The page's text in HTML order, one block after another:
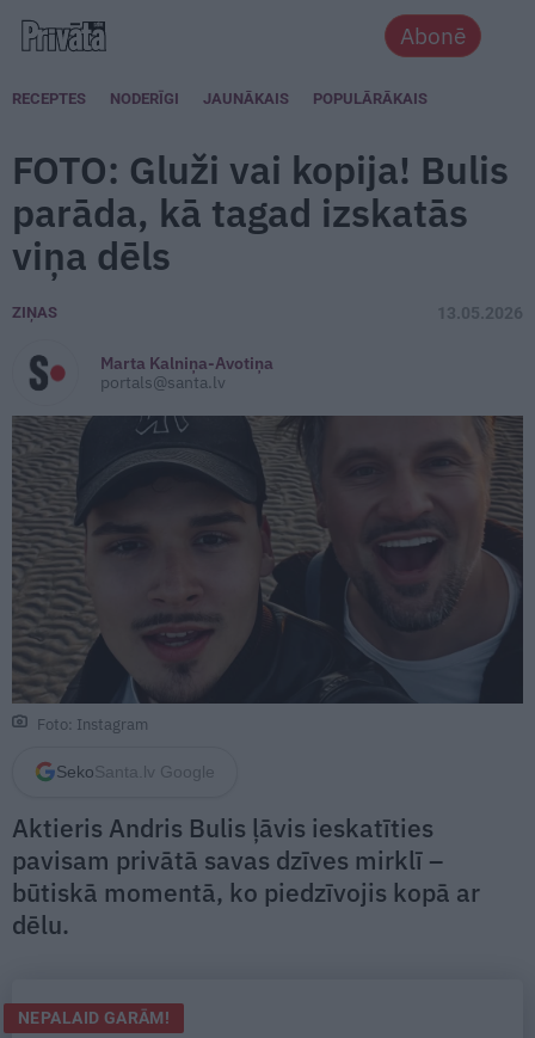
Abonē
RECEPTES NODERĪGI JAUNĀKAIS POPULĀRĀKAIS
FOTO: Gluži vai kopija! Bulis
parāda, kā tagad izskatās
viņa dēls
ZIŅAS 13.05.2026
Marta Kalniņa-Avotiņa
portals@santa.lv
Foto: Instagram
Seko Santa.lv Google
Aktieris Andris Bulis ļāvis ieskatīties
pavisam privātā savas dzīves mirklī –
būtiskā momentā, ko piedzīvojis kopā ar
dēlu.
NEPALAID GARĀM!